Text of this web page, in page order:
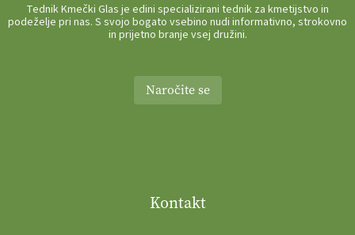
Tednik Kmečki Glas je edini specializirani tednik za kmetijstvo in
podeželje pri nas. S svojo bogato vsebino nudi informativno, strokovno
in prijetno branje vsej družini.
Naročite se
Kontakt